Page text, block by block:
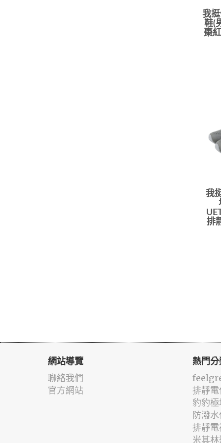
我
鞋(
棗
我
排
網站導覽
聯絡我們
官方網站
熱門分
排靜
豹豹極
防潑
排靜
米其